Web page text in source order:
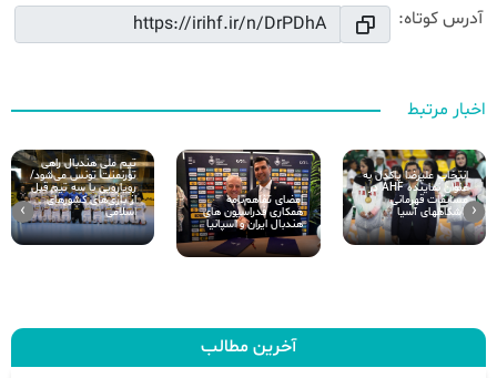
آدرس کوتاه:
اخبار مرتبط
انتخاب علیرضا پاکدل به
عنوان نماینده AHF در
مسابقات قهرمانی
باشگاههای آسیا
امضای تفاهم‌نامه
همکاری فدراسیون های
هندبال ایران و اسپانیا
تیم ملی هندبال راهی
تورنمنت تونس می‌شود/
رویارویی با سه تیم قبل
از بازی‌های کشورهای
اسلامی
‹
›
آخرین مطالب